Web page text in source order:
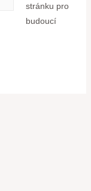
stránku pro
budoucí